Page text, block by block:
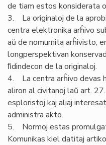
de tiam estos konsiderata
3. La originaloj de la
centra elektronika arĥivo
aŭ de nomumita arĥivisto,
longperspektivan
ﬁdindecon de la originaloj.
4. La centra arĥivo devas
aliron al civitanoj laŭ art.
esploristoj kaj aliaj
administra akto.
5. Normoj estas
Komunikas kiel datitaj